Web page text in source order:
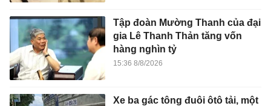
Tập đoàn Mường Thanh của đại
gia Lê Thanh Thản tăng vốn
hàng nghìn tỷ
15:36 8/8/2026
Xe ba gác tông đuôi ôtô tải, một